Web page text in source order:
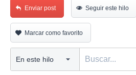
Enviar post Seguir este hilo
Marcar como favorito